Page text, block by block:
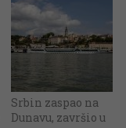
Srbin zaspao na
Dunavu, završio u